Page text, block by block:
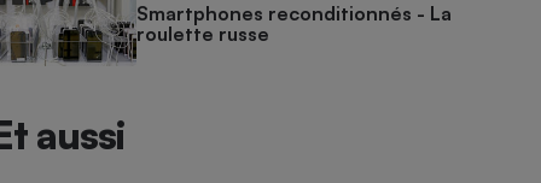
Smartphones reconditionnés - La
roulette russe
aussi